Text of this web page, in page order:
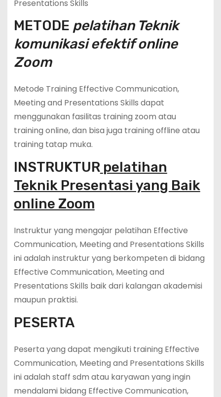
Presentations Skills
METODE pelatihan Teknik
komunikasi efektif online
Zoom
Metode Training Effective Communication,
Meeting and Presentations Skills dapat
menggunakan fasilitas training zoom atau
training online, dan bisa juga training offline atau
training tatap muka.
INSTRUKTUR pelatihan
Teknik Presentasi yang Baik
online Zoom
Instruktur yang mengajar pelatihan Effective
Communication, Meeting and Presentations Skills
ini adalah instruktur yang berkompeten di bidang
Effective Communication, Meeting and
Presentations Skills baik dari kalangan akademisi
maupun praktisi.
PESERTA
Peserta yang dapat mengikuti training Effective
Communication, Meeting and Presentations Skills
ini adalah staff sdm atau karyawan yang ingin
mendalami bidang Effective Communication,